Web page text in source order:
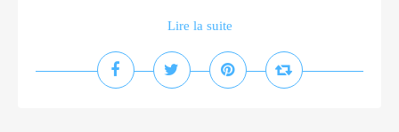
Lire la suite